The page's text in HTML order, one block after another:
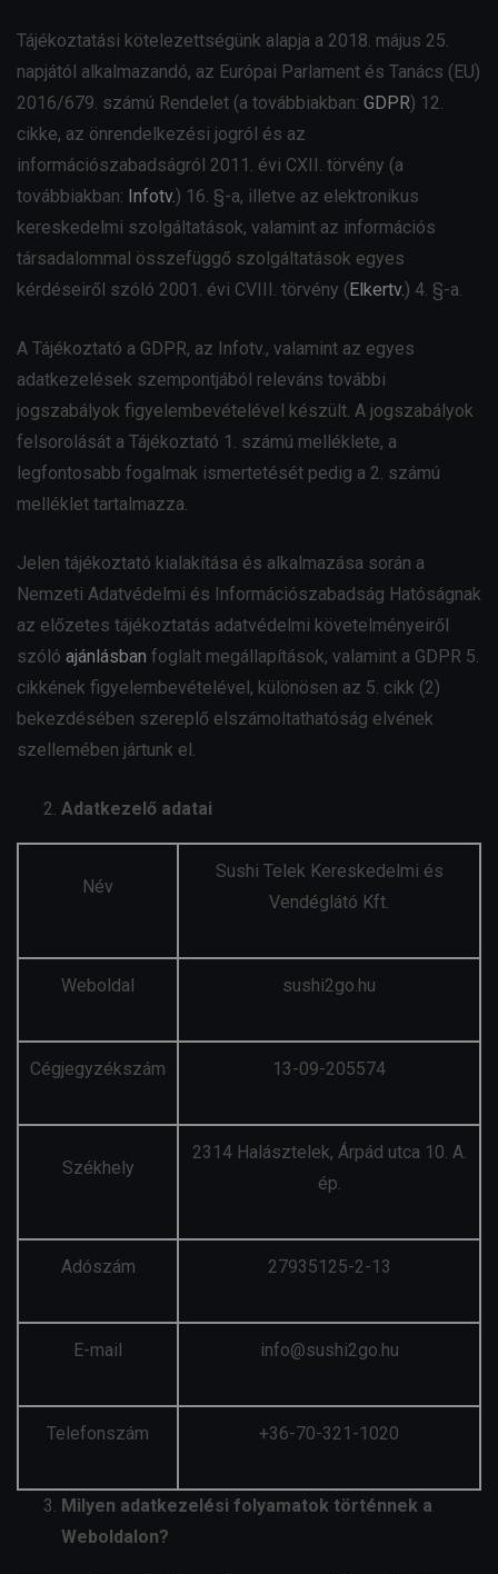
Tájékoztatási kötelezettségünk alapja a 2018. május 25.
napjától alkalmazandó, az Európai Parlament és Tanács (EU)
2016/679. számú Rendelet (a továbbiakban: GDPR) 12.
cikke, az önrendelkezési jogról és az
információszabadságról 2011. évi CXII. törvény (a
továbbiakban: Infotv.) 16. §-a, illetve az elektronikus
kereskedelmi szolgáltatások, valamint az információs
társadalommal összefüggő szolgáltatások egyes
kérdéseiről szóló 2001. évi CVIII. törvény (Elkertv.) 4. §-a.
A Tájékoztató a GDPR, az Infotv., valamint az egyes
adatkezelések szempontjából releváns további
jogszabályok figyelembevételével készült. A jogszabályok
felsorolását a Tájékoztató 1. számú melléklete, a
legfontosabb fogalmak ismertetését pedig a 2. számú
melléklet tartalmazza.
Jelen tájékoztató kialakítása és alkalmazása során a
Nemzeti Adatvédelmi és Információszabadság Hatóságnak
az előzetes tájékoztatás adatvédelmi követelményeiről
szóló ajánlásban foglalt megállapítások, valamint a GDPR 5.
cikkének figyelembevételével, különösen az 5. cikk (2)
bekezdésében szereplő elszámoltathatóság elvének
szellemében jártunk el.
Adatkezelő adatai
Név
Sushi Telek Kereskedelmi és
Vendéglátó Kft.
Weboldal sushi2go.hu
Cégjegyzékszám 13-09-205574
Székhely
2314 Halásztelek, Árpád utca 10. A.
ép.
Adószám 27935125-2-13
E-mail info@sushi2go.hu
Telefonszám +36-70-321-1020
Milyen adatkezelési folyamatok történnek a
Weboldalon?